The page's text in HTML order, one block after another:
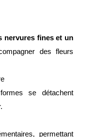
nervures fines et un
des fleurs
se détachent
permettant